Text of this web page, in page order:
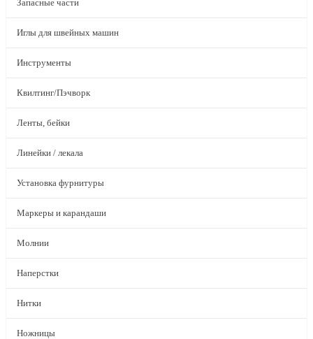
Запасные части
Иглы для швейных машин
Инструменты
Квилтинг/Пэчворк
Ленты, бейки
Линейки / лекала
Установка фурнитуры
Маркеры и карандаши
Молнии
Наперстки
Нитки
Ножницы